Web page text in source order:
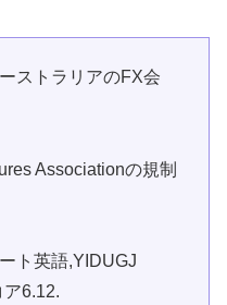
ストラリアのFX会
Associationの規制
ト英語,YIDUGJ
6.12.